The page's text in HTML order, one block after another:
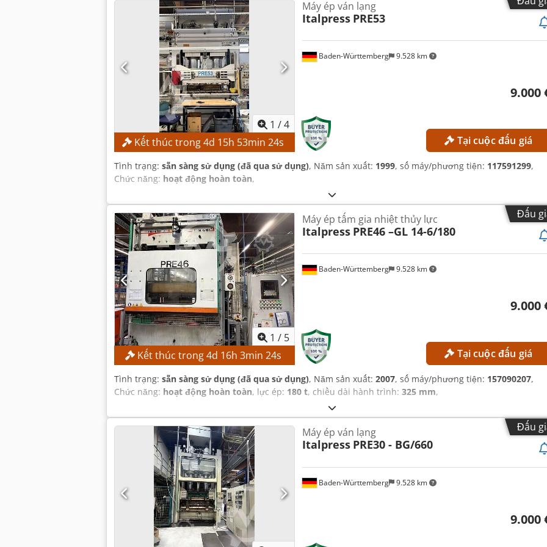
1 /4
Kết thúc trong4d 15h 53min23s
Baden-Württemberg 9.528 km
Máy ép ván lạng
Italpress PRE53
9.000
Tại cuộc đấu giá
Tình trạng: sẵn sàng sử dụng (đã qua sử dụng), Năm sản xuất: 1999, số máy/phương tiện: 117591299,
Chức năng: hoạt động hoàn toàn,
Đấu
1 / 5
Kết thúc trong4d 16h 3min 23s
Baden-Württemberg 9.528 km
Máy ép tấm gia nhiệt thủy lực
Italpress PRE46 –GL 14-6/180
9.000
Tại cuộc đấu giá
Tình trạng: sẵn sàng sử dụng (đã qua sử dụng), Năm sản xuất: 2007, số máy/phương tiện: 157090207,
Chức năng: hoạt động hoàn toàn, lực ép: 180 t, chiều dài hành trình: 325 mm,
Đấu
Baden-Württemberg 9.528 km
Máy ép ván lạng
Italpress PRE30 - BG/660
9.000